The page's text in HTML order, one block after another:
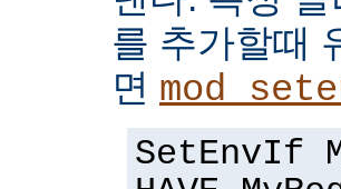
를 추가할때
면
SetEnvIf